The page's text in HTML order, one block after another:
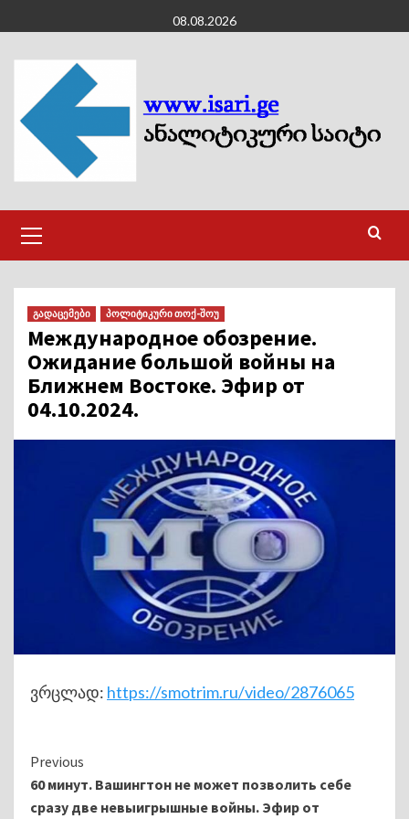
to
content
08.08.2026
Menu
გადაცემები პოლიტიკური თოქ-შოუ
Международное обозрение.
Ожидание большой войны на
Ближнем Востоке. Эфир от
04.10.2024.
ვრცლად: https://smotrim.ru/video/2876065
Continue
Reading
Previous
60 минут. Вашингтон не может позволить себе
сразу две невыигрышные войны. Эфир от